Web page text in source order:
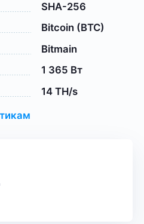
SHA-256
Bitcoin (BTC)
Bitmain
1 365 Вт
14 TH/s